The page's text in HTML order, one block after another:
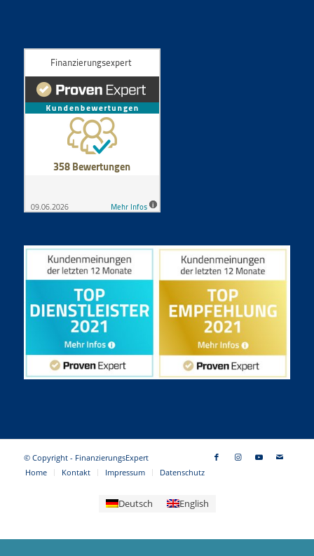
© Copyright - FinanzierungsExpert
Home
Kontakt Impressum Datenschutz
Deutsch English